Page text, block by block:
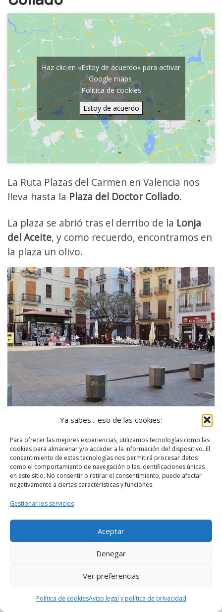
Ya sabes... eso de las cookies:
Para ofrecer las mejores experiencias, utilizamos tecnologías como las
cookies para almacenar y/o acceder a la información del dispositivo. El
consentimiento de estas tecnologías nos permitirá procesar datos
como el comportamiento de navegación o las identificaciones únicas
en este sitio. No consentir o retirar el consentimiento, puede afectar
negativamente a ciertas características y funciones.
Gestionar los servicios
Aceptar
Denegar
Ver preferencias
Política de cookiesAviso legal y política de privacidad
Haz clic en «Estoy de acuerdo» para activar
Google maps
Política de cookies
Estoy de acuerdo
La Ruta Plazas del Carmen en Valencia nos
lleva hasta la Plaza del Doctor Collado.
La plaza se abrió tras el derribo de la Lonja
del Aceite, y como recuerdo, encontramos en
la plaza un olivo.
Joanbanjo (CC BY-
SA 4.0)
El nombre de esta plaza se debe al doctor del
siglo XVI quien ayudó a descubrir el hueso
estribo.
Se trata de una plaza con gran tradición
En la escalera de la lonja del Aceite cumplían
obligados a la vergüenza pública por haber